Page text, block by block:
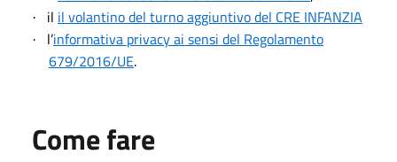
· il il volantino del turno aggiuntivo del CRE INFANZIA
· l’informativa privacy ai sensi del Regolamento
679/2016/UE.
Come fare